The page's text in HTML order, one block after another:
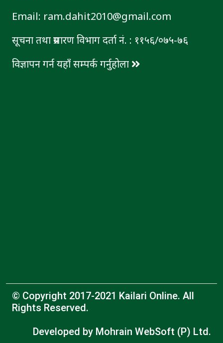
Email: ram.dahit2010@gmail.com
सूचना तथा प्रसारण विभाग दर्ता नं. : ११५६/०७५-७६
विज्ञापन गर्न यहाँ सम्पर्क गर्नुहोला
© Copyright 2017-2021 Kailari Online. All
Rights Reserved.
Developed by Mohrain WebSoft (P) Ltd.